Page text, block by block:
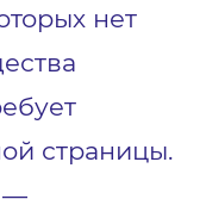
нет
страницы.
—